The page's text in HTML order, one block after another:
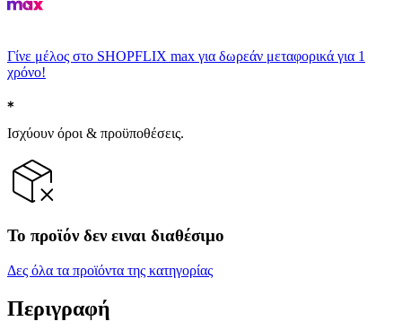
Γίνε μέλος στο SHOPFLIX max για δωρεάν μεταφορικά για 1
χρόνο!
Ισχύουν όροι & προϋποθέσεις.
Το προϊόν δεν ειναι διαθέσιμο
Δες όλα τα προϊόντα της κατηγορίας
Περιγραφή